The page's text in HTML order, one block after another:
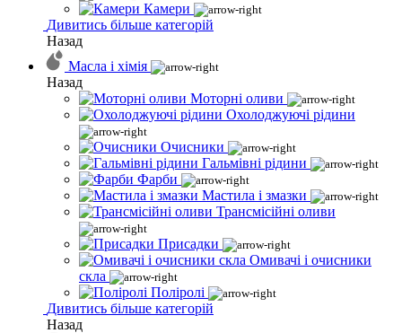
Камери
Дивитись більше категорій
Назад
Масла і хімія
Назад
Моторні оливи
Охолоджуючі рідини
Очисники
Гальмівні рідини
Фарби
Мастила і змазки
Трансмісійні оливи
Присадки
Омивачі і очисники
скла
Поліролі
Дивитись більше категорій
Назад